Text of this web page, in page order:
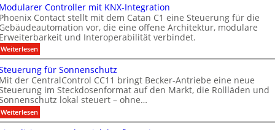
e
c
h
n
o
l
o
g
i
e
n
u
n
g
m
i
t
A
n
s
u
e
s
A
u
s
b
i
l
d
n
c
h
e
n
2
2
6
g
e
h
t
e
a
s
t
s
e
n
s
o
r
m
i
t
D
i
g
e
-
A
I
f
r
G
e
b
ä
u
d
Controller mit KNX-Integration
Contact stellt mit dem Catan C1 eine Steuerung für die
vor, die eine offene Architektur, modulare
und Interoperabilität verbindet.
Weiterlesen:
M
d
u
l
a
r
e
r
für Sonnenschutz
der CentralControl CC11 bringt Becker-Antriebe eine neue
im Steckdosenformat auf den Markt, die Rollläden und
lokal steuert – ohne…
Weiterlesen:
S